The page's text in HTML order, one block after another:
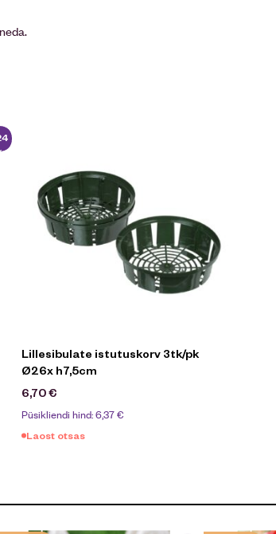
Lillesibulate istutuskorv 3tk/pk
Ø26x h7,5cm
6,70€
Püsikliendi hind:6,37€
Laost otsas